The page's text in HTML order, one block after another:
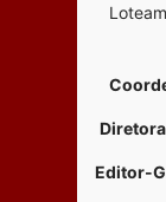
Editor-